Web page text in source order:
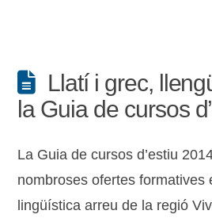
Llatí i grec,
la Guia de cursos
La Guia de cursos d’estiu
nombroses ofertes formatives
lingüística arreu de la regió